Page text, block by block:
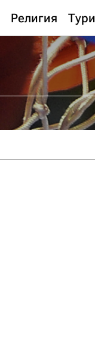
Религия